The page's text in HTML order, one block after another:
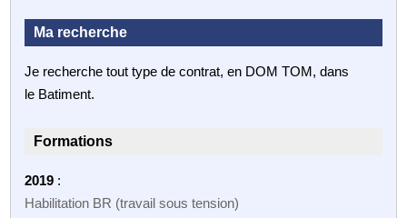
Ma recherche
Je recherche tout type de contrat, en DOM TOM, dans
le Batiment.
Formations
2019 :
Habilitation BR (travail sous tension)